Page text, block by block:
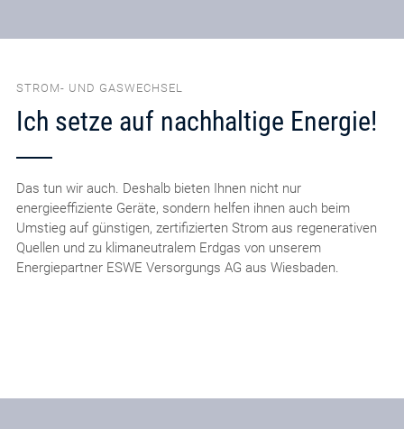
STROM- UND GASWECHSEL
Ich setze auf nachhaltige Energie!
Das tun wir auch. Deshalb bieten Ihnen nicht nur
energieeffiziente Geräte, sondern helfen ihnen auch beim
Umstieg auf günstigen, zertifizierten Strom aus regenerativen
Quellen und zu klimaneutralem Erdgas von unserem
Energiepartner ESWE Versorgungs AG aus Wiesbaden.